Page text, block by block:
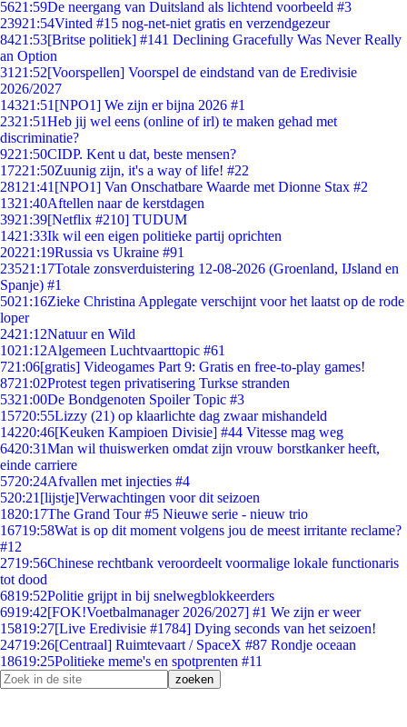
5621:59De neergang van Duitsland als lichtend voorbeeld #3
23921:54Vinted #15 nog-net-niet gratis en verzendgezeur
8421:53[Britse politiek] #141 Declining Gracefully Was Never Really
an Option
31 21:52[Voorspellen] Voorspel de eindstand van de Eredivisie
2026/2027
14321:51 [NPO1] We zijn er bijna 2026 #1
2321:51Heb jij wel eens (online of irl) te maken gehad met
discriminatie?
9221:50CIDP. Kent u dat, beste mensen?
17221:50Zuunig zijn, it's a way of life! #22
281 21:41 [NPO1] Van Onschatbare Waarde met Dionne Stax #2
1321:40Aftellen naar de kerstdagen
3921:39[Netflix #210] TUDUM
1421:33Ik wil een eigen politieke partij oprichten
20221:19Russia vs Ukraine #91
23521:17Totale zonsverduistering 12-08-2026 (Groenland, IJsland en
Spanje) #1
5021:16Zieke Christina Applegate verschijnt voor het laatst op de rode
loper
2421:12Natuur en Wild
1021:12Algemeen Luchtvaarttopic #61
721:06[gratis] Videogames Part 9: Gratis en free-to-play games!
8721:02Protest tegen privatisering Turkse stranden
5321:00De Bondgenoten Spoiler Topic #3
15720:55Lizzy (21) op klaarlichte dag zwaar mishandeld
14220:46[Keuken Kampioen Divisie] #44 Vitesse mag weg
6420:31Man wil thuiswerken omdat zijn vrouw borstkanker heeft,
einde carriere
5720:24Afvallen met injecties #4
520:21 [lijstje]Verwachtingen voor dit seizoen
1820:17The Grand Tour #5 Nieuwe serie - nieuw trio
16719:58Wat is op dit moment volgens jou de meest irritante reclame?
#12
2719:56Chinese rechtbank veroordeelt voormalige lokale functionaris
tot dood
6819:52Politie grijpt in bij snelwegblokkeerders
6919:42[FOK!Voetbalmanager 2026/2027] #1 We zijn er weer
15819:27[Live Eredivisie #1784] Dying seconds van het seizoen!
24719:26[Centraal] Ruimtevaart / SpaceX #87 Rondje oceaan
18619:25Politieke meme's en spotprenten #11